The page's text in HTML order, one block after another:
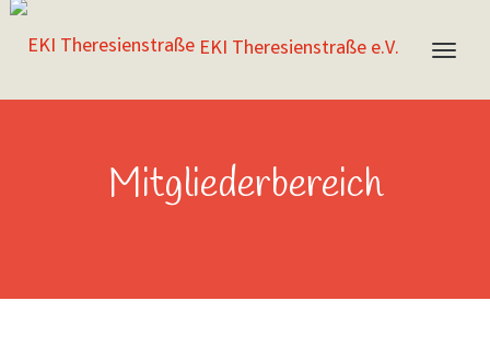
EKI Theresienstraße e.V.
Mitgliederbereich